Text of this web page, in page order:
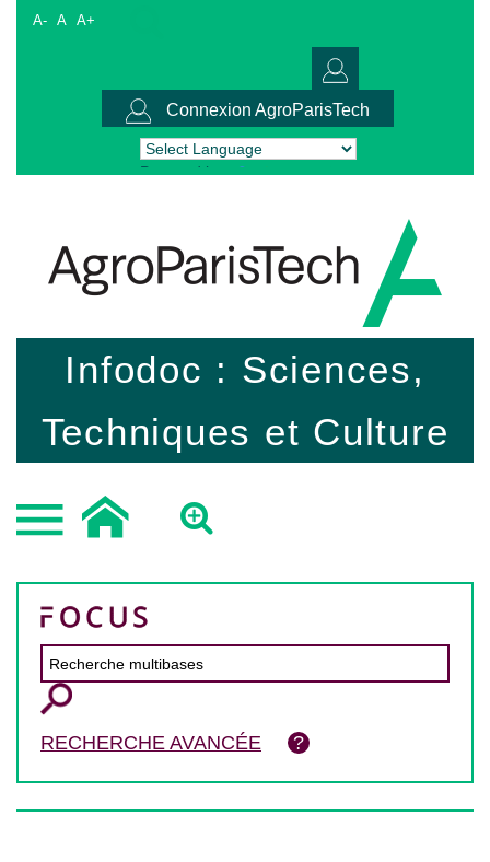
A- A A+
Connexion AgroParisTech
Powered by Translate
Infodoc : Sciences,
Techniques et Culture
RECHERCHE AVANCÉE